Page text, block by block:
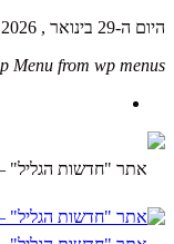
היום ה-29 בינואר , 2026
Menu from wp menus